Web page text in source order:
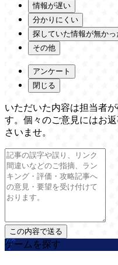
情報が遅い
分かりにくい
探していた情報が無かっ
その他
アンケート
閉じる
いただいた内容は担当者
す。個々のご意見にはお
さいませ。
ゲームを探す